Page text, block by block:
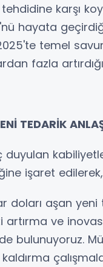
karşı
hayata
temel
fazla
TEDARİK
duyulan
işaret
doları aşan yeni
ve
bulunuyoruz.